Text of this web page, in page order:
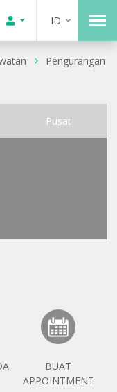
ID
Pengurangan
Pusat
BUAT
APPOINTMENT